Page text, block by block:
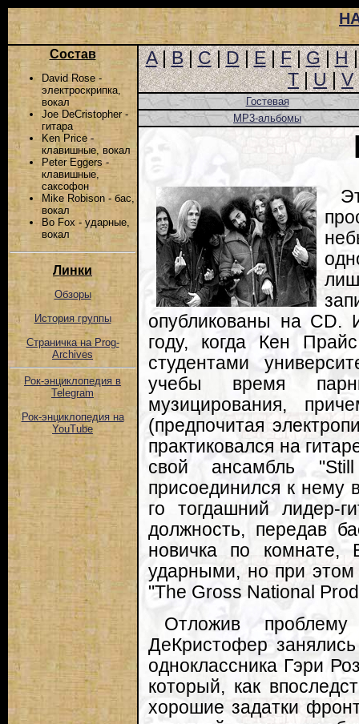
Состав
David Rose -
электроскрипка,
вокал
Joe DeCristopher -
гитара
Ken Price -
клавишные, вокал
Peter Eggers -
клавишные,
саксофон
Mike Robison - бас,
вокал
Bo Fox - ударные,
вокал
Линки
Обзоры
История группы
Страничка на Prog-
Archives
Рок-энциклопедия в
Telegram
Рок-энциклопедия на
YouTube
A|B|C|D|E|F|G|H
T|U|V
Гостевая
MP3-альбомы
опубликованы на CD.
году, когда Кен
студентами
учебы время
музицирования,
(предпочитая
практиковался на
свой ансамбль
присоединился к нему
го тогдашний лидер-
должность, передав
новичка по комнате,
ударными, но при
"The Gross National
Отложив
ДеКристофер
одноклассника Гэри
который, как
хорошие задатки